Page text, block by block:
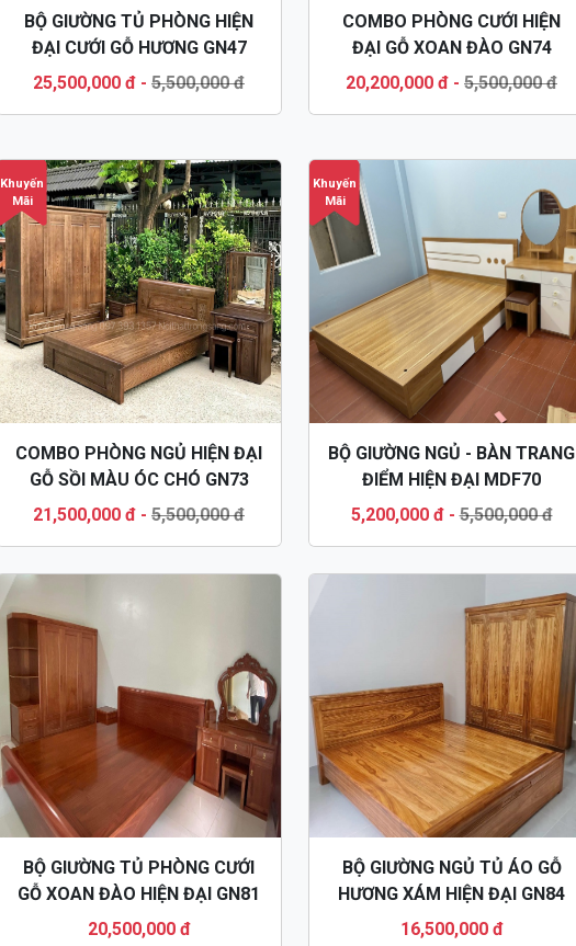
BỘ GIƯỜNG TỦ PHÒNG HIỆN
ĐẠI CƯỚI GỖ HƯƠNG GN47
25,500,000 đ - 5,500,000 đ
COMBO PHÒNG CƯỚI HIỆN
ĐẠI GỖ XOAN ĐÀO GN74
20,200,000 đ - 5,500,000 đ
Khuyến
Mãi
COMBO PHÒNG NGỦ HIỆN ĐẠI
GỖ SỒI MÀU ÓC CHÓ GN73
21,500,000 đ - 5,500,000 đ
Khuyến
Mãi
BỘ GIƯỜNG NGỦ - BÀN TRANG
ĐIỂM HIỆN ĐẠI MDF70
5,200,000 đ-5,500,000 đ
BỘ GIƯỜNG TỦ PHÒNG CƯỚI
GỖ XOAN ĐÀO HIỆN ĐẠI GN81
20,500,000 đ
BỘ GIƯỜNG NGỦ TỦ ÁO GỖ
HƯƠNG XÁM HIỆN ĐẠI GN84
16,500,000 đ